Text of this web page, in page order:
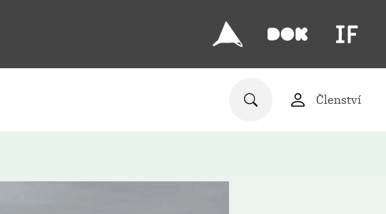
Členství